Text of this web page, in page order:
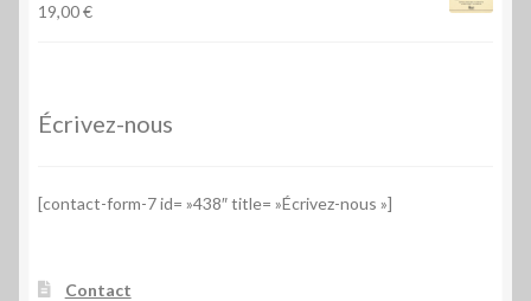
19,00€
Écrivez-nous
[contact-form-7 id= »438″ title= »Écrivez-nous »]
Contact